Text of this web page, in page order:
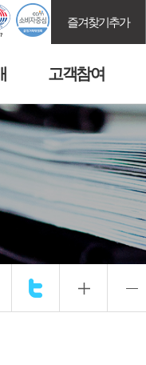
즐겨찾기추가
고객참여